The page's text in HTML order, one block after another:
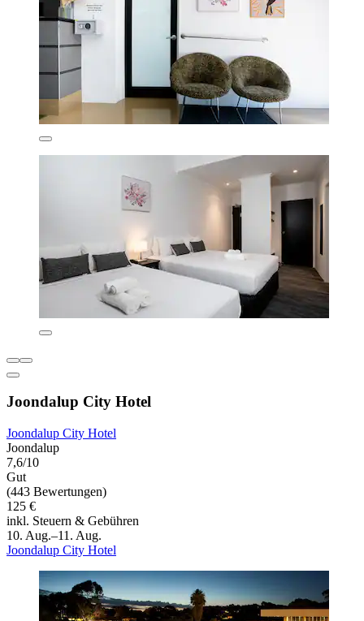
Joondalup City Hotel
Joondalup City Hotel
Joondalup
7,6/10
Gut
(443 Bewertungen)
125 €
inkl. Steuern & Gebühren
10. Aug.–11. Aug.
Joondalup City Hotel